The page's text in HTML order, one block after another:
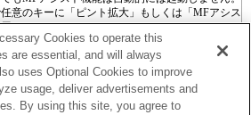
任意のキーに「ピント拡大」もしくは「MFアシス
してください
Cookies to operate this
are essential, and will always
uses Optional Cookies to improve
usage, deliver advertisements and
By using this site, you agree to